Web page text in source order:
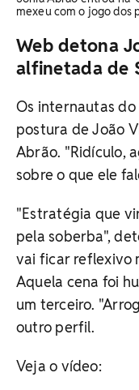
mexeu com o jogo dos
Web detona
alfinetada de
Os internautas
postura de João
Abrão. "Ridículo,
sobre o que ele
"Estratégia que
pela soberba",
vai ficar reflexivo
Aquela cena foi
um terceiro.
outro perfil.
Veja o vídeo: